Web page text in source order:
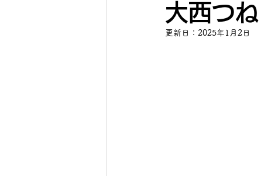
大西つ
更新日： 2025年1月2日